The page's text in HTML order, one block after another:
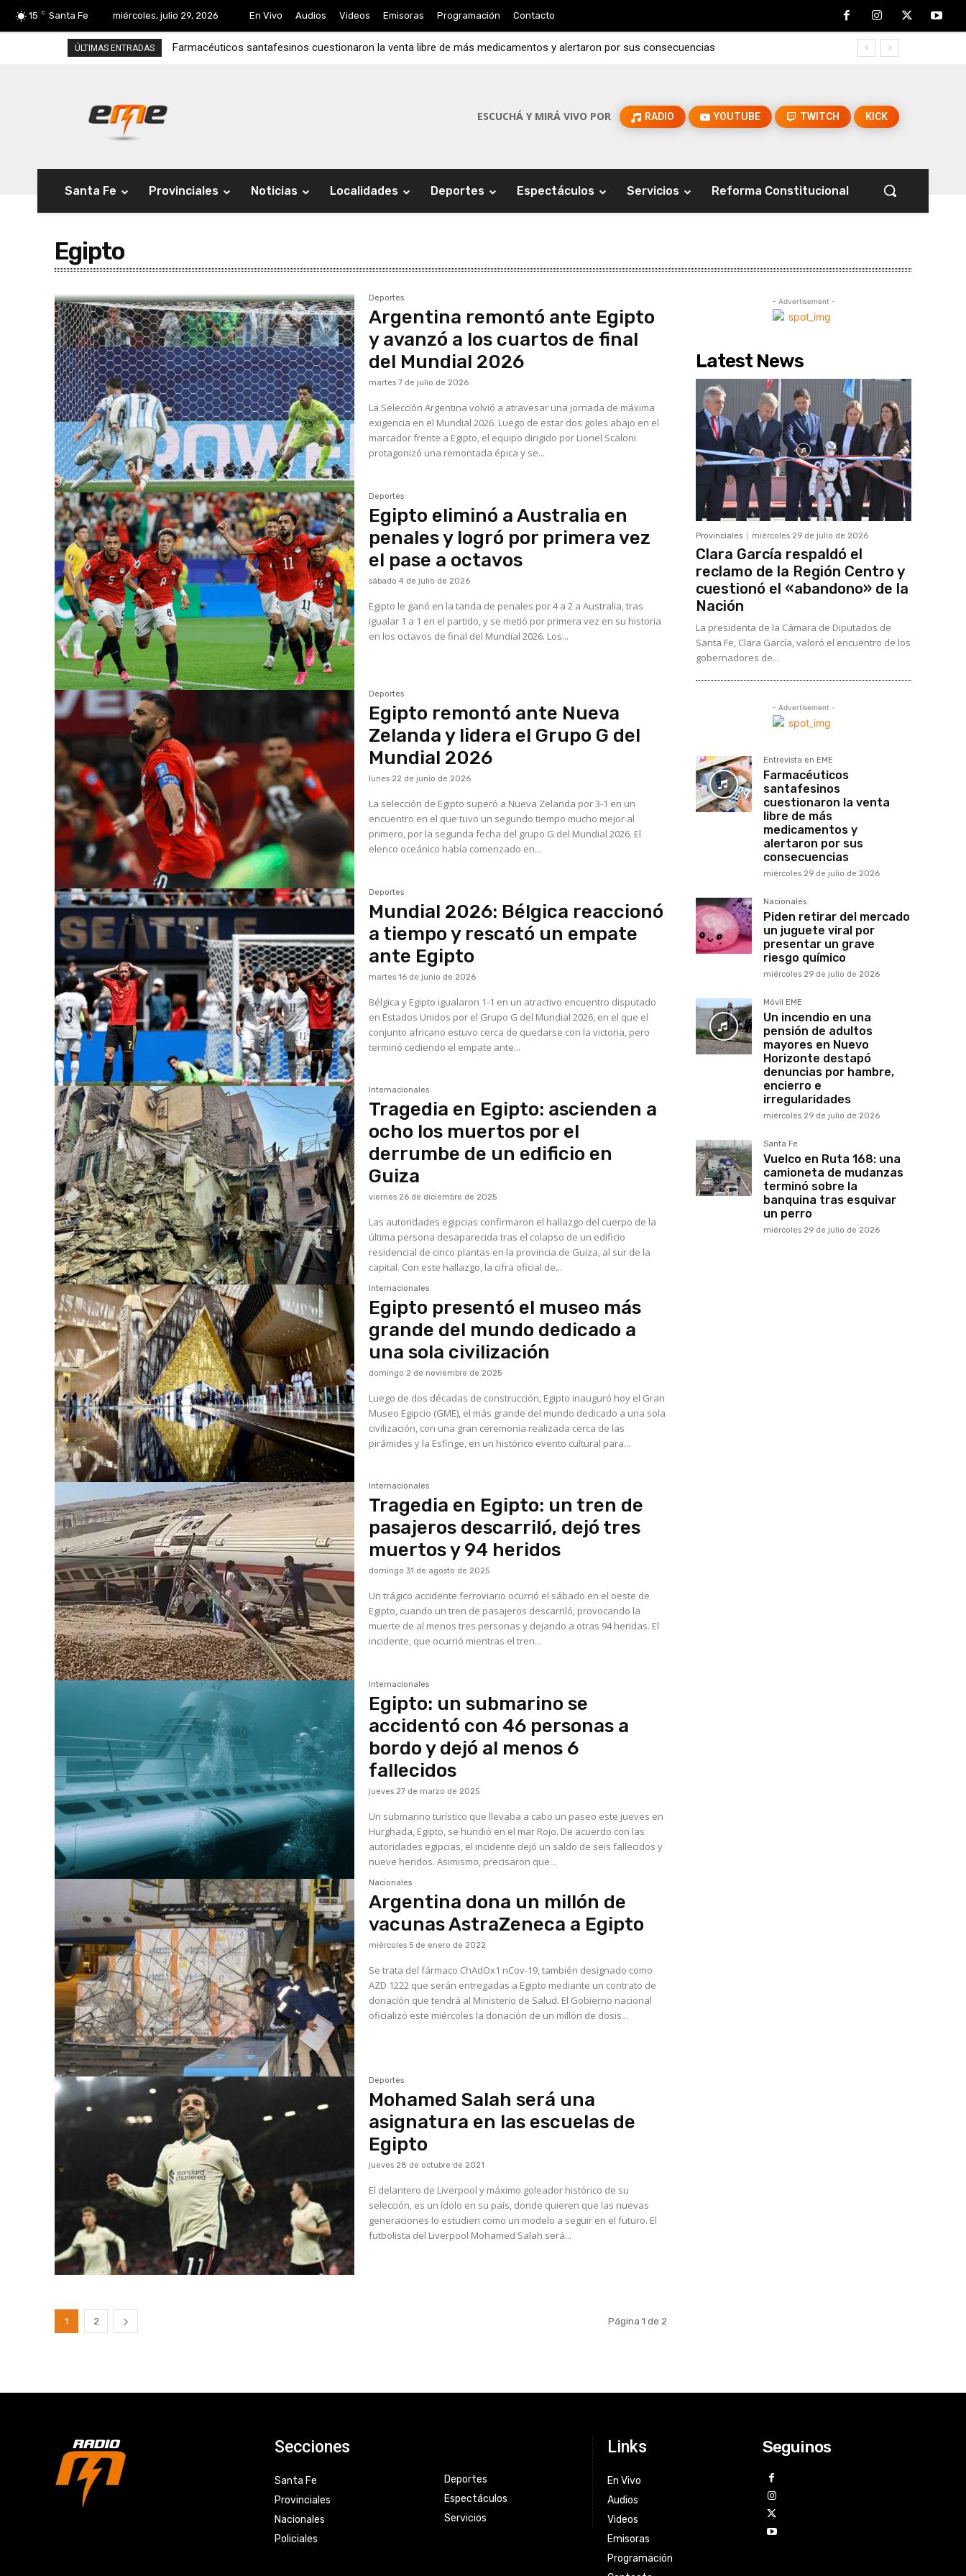
15 C Santa Fe miércoles, julio 29, 2026 En Vivo Audios Videos Emisoras Programación Contacto
ÚLTIMAS ENTRADAS Farmacéuticos santafesinos cuestionaron la venta libre de más medicamentos y alertaron por sus consecuencias
ESCUCHÁ Y MIRÁ VIVO POR RADIO YOUTUBE TWITCH KICK
Santa Fe Provinciales Noticias Localidades Deportes Espectáculos Servicios Reforma Constitucional
Egipto
Deportes
Argentina remontó ante Egipto
y avanzó a los cuartos de final
del Mundial 2026
martes 7 de julio de 2026
La Selección Argentina volvió a atravesar una jornada de máxima
exigencia en el Mundial 2026. Luego de estar dos goles abajo en el
marcador frente a Egipto, el equipo dirigido por Lionel Scaloni
protagonizó una remontada épica y se...
Deportes
Egipto eliminó a Australia en
penales y logró por primera vez
el pase a octavos
sábado 4 de julio de 2026
Egipto le ganó en la tanda de penales por 4 a 2 a Australia, tras
igualar 1 a 1 en el partido, y se metió por primera vez en su historia
en los octavos de final del Mundial 2026. Los...
Deportes
Egipto remontó ante Nueva
Zelanda y lidera el Grupo G del
Mundial 2026
lunes 22 de junio de 2026
La selección de Egipto superó a Nueva Zelanda por 3-1 en un
encuentro en el que tuvo un segundo tiempo mucho mejor al
primero, por la segunda fecha del grupo G del Mundial 2026. El
elenco oceánico había comenzado en...
Deportes
Mundial 2026: Bélgica reaccionó
a tiempo y rescató un empate
ante Egipto
martes 16 de junio de 2026
Bélgica y Egipto igualaron 1-1 en un atractivo encuentro disputado
en Estados Unidos por el Grupo G del Mundial 2026, en el que el
conjunto africano estuvo cerca de quedarse con la victoria, pero
terminó cediendo el empate ante...
Internacionales
Tragedia en Egipto: ascienden a
ocho los muertos por el
derrumbe de un edificio en
Guiza
viernes 26 de diciembre de 2025
Las autoridades egipcias confirmaron el hallazgo del cuerpo de la
última persona desaparecida tras el colapso de un edificio
residencial de cinco plantas en la provincia de Guiza, al sur de la
capital. Con este hallazgo, la cifra oficial de...
Internacionales
Egipto presentó el museo más
grande del mundo dedicado a
una sola civilización
domingo 2 de noviembre de 2025
Luego de dos décadas de construcción, Egipto inauguró hoy el Gran
Museo Egipcio (GME), el más grande del mundo dedicado a una sola
civilización, con una gran ceremonia realizada cerca de las
pirámides y la Esfinge, en un histórico evento cultural para...
Internacionales
Tragedia en Egipto: un tren de
pasajeros descarriló, dejó tres
muertos y 94 heridos
domingo 31 de agosto de 2025
Un trágico accidente ferroviario ocurrió el sábado en el oeste de
Egipto, cuando un tren de pasajeros descarriló, provocando la
muerte de al menos tres personas y dejando a otras 94 heridas. El
incidente, que ocurrió mientras el tren...
Internacionales
Egipto: un submarino se
accidentó con 46 personas a
bordo y dejó al menos 6
fallecidos
jueves 27 de marzo de 2025
Un submarino turístico que llevaba a cabo un paseo este jueves en
Hurghada, Egipto, se hundió en el mar Rojo. De acuerdo con las
autoridades egipcias, el incidente dejó un saldo de seis fallecidos y
nueve heridos. Asimismo, precisaron que...
Nacionales
Argentina dona un millón de
vacunas AstraZeneca a Egipto
miércoles 5 de enero de 2022
Se trata del fármaco ChAdOx1 nCov-19, también designado como
AZD 1222 que serán entregadas a Egipto mediante un contrato de
donación que tendrá al Ministerio de Salud. El Gobierno nacional
oficializó este miércoles la donación de un millón de dosis...
Deportes
Mohamed Salah será una
asignatura en las escuelas de
Egipto
jueves 28 de octubre de 2021
El delantero de Liverpool y máximo goleador histórico de su
selección, es un ídolo en su país, donde quieren que las nuevas
generaciones lo estudien como un modelo a seguir en el futuro. El
futbolista del Liverpool Mohamed Salah será...
1 2 Página 1 de 2
- Advertisement -
Latest News
Provinciales miércoles 29 de julio de 2026
Clara García respaldó el
reclamo de la Región Centro y
cuestionó el «abandono» de la
Nación
La presidenta de la Cámara de Diputados de
Santa Fe, Clara García, valoró el encuentro de los
gobernadores de...
- Advertisement -
Entrevista en EME
Farmacéuticos
santafesinos
cuestionaron la venta
libre de más
medicamentos y
alertaron por sus
consecuencias
miércoles 29 de julio de 2026
Nacionales
Piden retirar del mercado
un juguete viral por
presentar un grave
riesgo químico
miércoles 29 de julio de 2026
Móvil EME
Un incendio en una
pensión de adultos
mayores en Nuevo
Horizonte destapó
denuncias por hambre,
encierro e
irregularidades
miércoles 29 de julio de 2026
Santa Fe
Vuelco en Ruta 168: una
camioneta de mudanzas
terminó sobre la
banquina tras esquivar
un perro
miércoles 29 de julio de 2026
Secciones
Santa Fe
Provinciales
Nacionales
Policiales
Deportes
Espectáculos
Servicios
Links
En Vivo
Audios
Videos
Emisoras
Programación
Seguinos